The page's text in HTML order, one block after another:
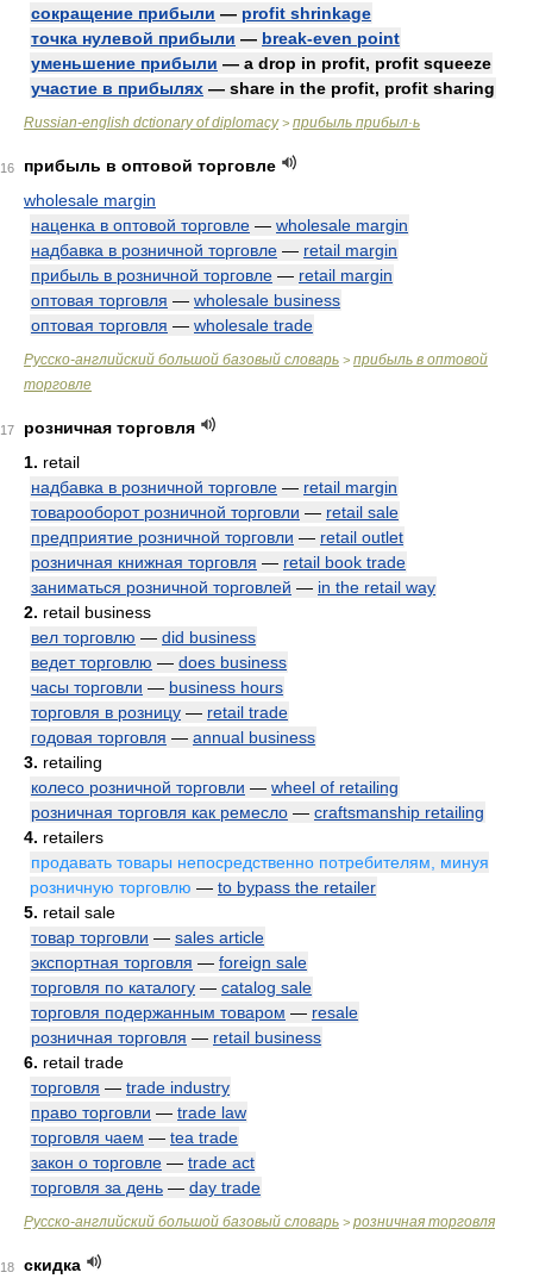
сокращение прибыли — profit shrinkage
точка нулевой прибыли — break-even point
уменьшение прибыли — a drop in profit, profit squeeze
участие в прибылях — share in the profit, profit sharing
Russian-english dctionary of diplomacy> прибыль прибыл·ь
16
прибыль в оптовой торговле
wholesale margin
наценка в оптовой торговле — wholesale margin
надбавка в розничной торговле — retail margin
прибыль в розничной торговле — retail margin
оптовая торговля — wholesale business
оптовая торговля — wholesale trade
Русско-английский большой базовый словарь > прибыль в оптовой
торговле
17
розничная торговля
1. retail
надбавка в розничной торговле — retail margin
товарооборот розничной торговли — retail sale
предприятие розничной торговли — retail outlet
розничная книжная торговля — retail book trade
заниматься розничной торговлей — in the retail way
2. retail business
вел торговлю — did business
ведет торговлю — does business
часы торговли — business hours
торговля в розницу — retail trade
годовая торговля — annual business
3. retailing
колесо розничной торговли — wheel of retailing
розничная торговля как ремесло — craftsmanship retailing
4. retailers
продавать товары непосредственно потребителям, минуя
розничную торговлю — to bypass the retailer
5. retail sale
товар торговли — sales article
экспортная торговля — foreign sale
торговля по каталогу — catalog sale
торговля подержанным товаром — resale
розничная торговля — retail business
6. retail trade
торговля — trade industry
право торговли — trade law
торговля чаем — tea trade
закон о торговле — trade act
торговля за день — day trade
Русско-английский большой базовый словарь > розничная торговля
18
скидка